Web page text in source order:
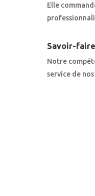
Elle
Savoir-faire
Notre
service de